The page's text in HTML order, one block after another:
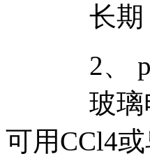
长期：
2、 pH
玻璃电
可用CCl4